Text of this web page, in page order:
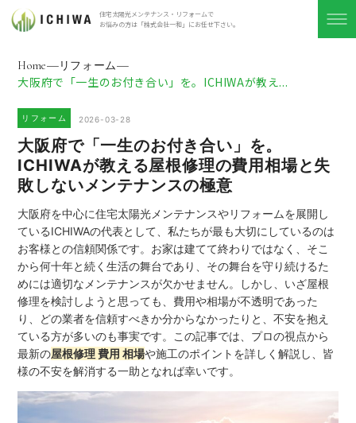
住宅太陽光メンテナンス・リフォームで
お悩みの方は「株式会社⼀和」にお任せ下さい。
Home リフォーム
大阪府で「一生のお付き合い」を。ICHIWAが教え...
リフォーム 2026-03-28
大阪府で「一生のお付き合い」を。
ICHIWAが教える屋根修理の費用相場と失
敗しないメンテナンスの極意
大阪府を中心に住宅太陽光メンテナンスやリフォームを展開し
ているICHIWAの代表として、私たちが最も大切にしているのは
お客様との信頼関係です。お家は建てて終わりではなく、そこ
から何十年と続く生活の舞台であり、その舞台を守り続けるた
めには適切なメンテナンスが欠かせません。しかし、いざ屋根
修理を検討しようと思っても、費用や相場が不透明であった
り、どの業者を信頼すべきか分からなかったりと、不安を抱え
ている方が多いのも事実です。この記事では、プロの視点から
最新の屋根修理 費用 相場や施工のポイントを詳しく解説し、皆
様の不安を解消する一助となれば幸いです。